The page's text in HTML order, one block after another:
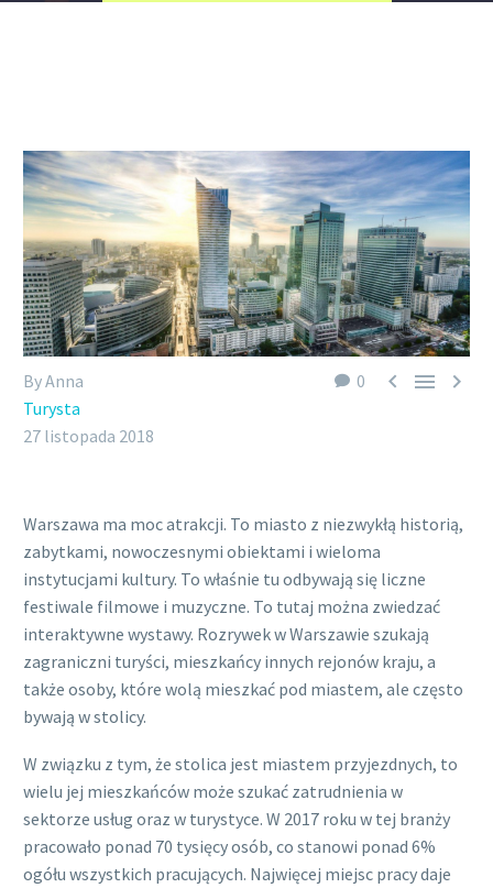
0   
By Anna
Turysta
27 listopada 2018
Warszawa ma moc atrakcji. To miasto z niezwykłą historią,
zabytkami, nowoczesnymi obiektami i wieloma
instytucjami kultury. To właśnie tu odbywają się liczne
festiwale filmowe i muzyczne. To tutaj można zwiedzać
interaktywne wystawy. Rozrywek w Warszawie szukają
zagraniczni turyści, mieszkańcy innych rejonów kraju, a
także osoby, które wolą mieszkać pod miastem, ale często
bywają w stolicy.
W związku z tym, że stolica jest miastem przyjezdnych, to
wielu jej mieszkańców może szukać zatrudnienia w
sektorze usług oraz w turystyce. W 2017 roku w tej branży
pracowało ponad 70 tysięcy osób, co stanowi ponad 6%
ogółu wszystkich pracujących. Najwięcej miejsc pracy daje